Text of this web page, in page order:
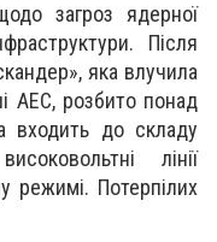
загроз ядерної
Після
яка влучила
АЕС, розбито понад
входить до складу
лінії
режимі. Потерпілих